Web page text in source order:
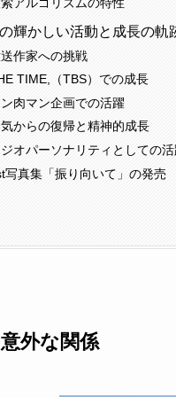
輝かしい活動と成長の軌
作家への挑戦
TIME,（TBS）での成長
肉マン企画での活躍
からの復帰と精神的成長
オパーソナリティとしての
写真集「振り向いて」の発売
外な関係